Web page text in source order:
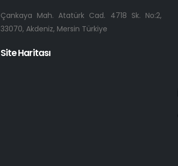
Çankaya Mah. Atatürk Cad. 4718 Sk. No:2,
33070, Akdeniz, Mersin Türkiye
Site Haritası